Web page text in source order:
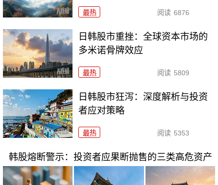
最热 阅读 6876
日韩股市重挫：全球资本市场的
多米诺骨牌效应
最热 阅读 5809
日韩股市狂泻：深度解析与投资
者应对策略
最热 阅读 5353
韩股熔断警示：投资者应果断抛售的三类高危资产